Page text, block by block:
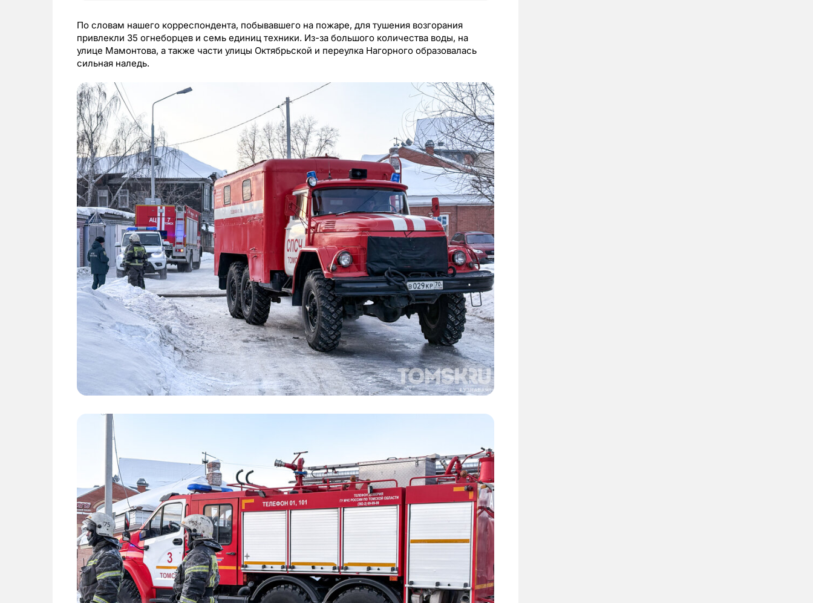
По словам нашего корреспондента, побывавшего на пожаре, для тушения возгорания
привлекли 35 огнеборцев и семь единиц техники. Из-за большого количества воды, на
улице Мамонтова, а также части улицы Октябрьской и переулка Нагорного образовалась
сильная наледь.